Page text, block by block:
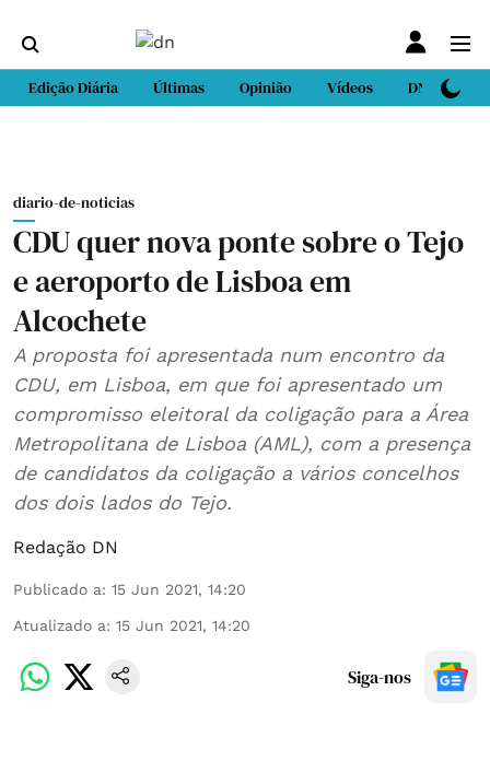
Edição Diária Últimas Opinião Vídeos DN Sport
diario-de-noticias
CDU quer nova ponte sobre o Tejo
e aeroporto de Lisboa em
Alcochete
A proposta foi apresentada num encontro da
CDU, em Lisboa, em que foi apresentado um
compromisso eleitoral da coligação para a Área
Metropolitana de Lisboa (AML), com a presença
de candidatos da coligação a vários concelhos
dos dois lados do Tejo.
Redação DN
Publicado a: 15 Jun 2021, 14:20
Atualizado a: 15 Jun 2021, 14:20
Siga-nos